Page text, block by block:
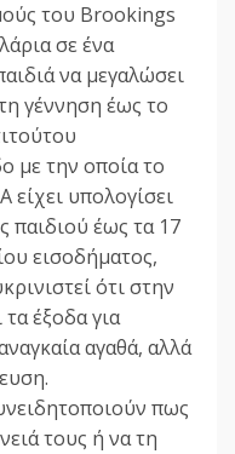
του Brookings
σε ένα
να μεγαλώσει
γέννηση έως το
με την οποία το
υπολογίσει
παιδιού έως τα 17
εισοδήματος,
ότι στην
έξοδα για
αγαθά, αλλά
πως
τους ή να τη